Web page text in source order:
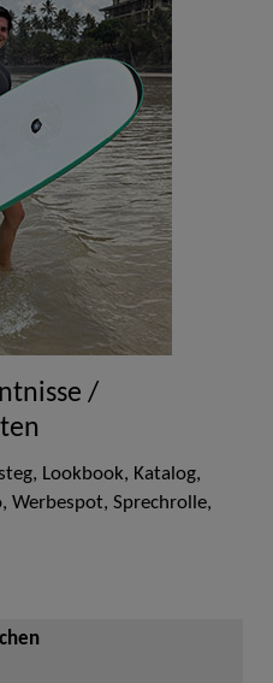
/
Lookbook, Katalog,
Werbespot, Sprechrolle,